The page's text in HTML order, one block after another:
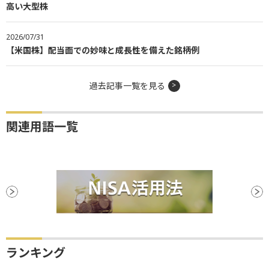
高い大型株
2026/07/31
【米国株】配当面での妙味と成長性を備えた銘柄例
過去記事一覧を見る
関連用語一覧
ランキング